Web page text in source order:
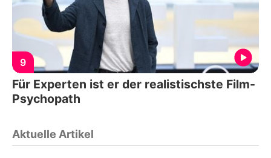
9
Für Experten ist er der realistischste Film-
Psychopath
Aktuelle Artikel